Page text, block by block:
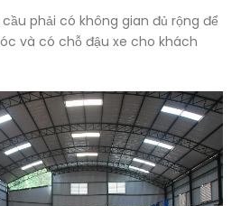
phải có không gian đủ rộng để
và có chỗ đậu xe cho khách